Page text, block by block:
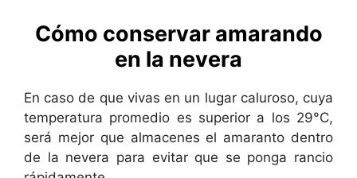
Cómo conservar amarando
en la nevera
En caso de que vivas en un lugar caluroso, cuya
temperatura promedio es superior a los 29°C,
será mejor que almacenes el amaranto dentro
de la nevera para evitar que se ponga rancio